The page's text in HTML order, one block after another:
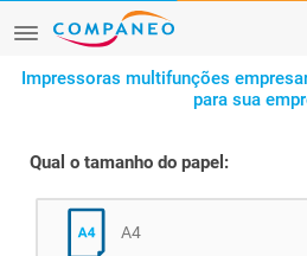
Impressoras multifunções
para sua
Qual o tamanho do papel:
A4